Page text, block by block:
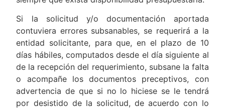
Si la solicitud y/o documentación aportada
contuviera errores subsanables, se requerirá a la
entidad solicitante, para que, en el plazo de 10
días hábiles, computados desde el día siguiente al
de la recepción del requerimiento, subsane la falta
o acompañe los documentos preceptivos, con
advertencia de que si no lo hiciese se le tendrá
por desistido de la solicitud, de acuerdo con lo